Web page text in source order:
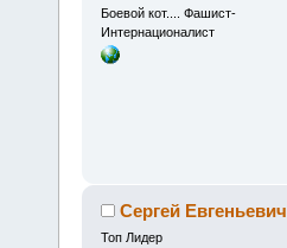
Боевой кот.... Фашист-
Интернационалист
Сергей Евгеньевич
Топ Лидер